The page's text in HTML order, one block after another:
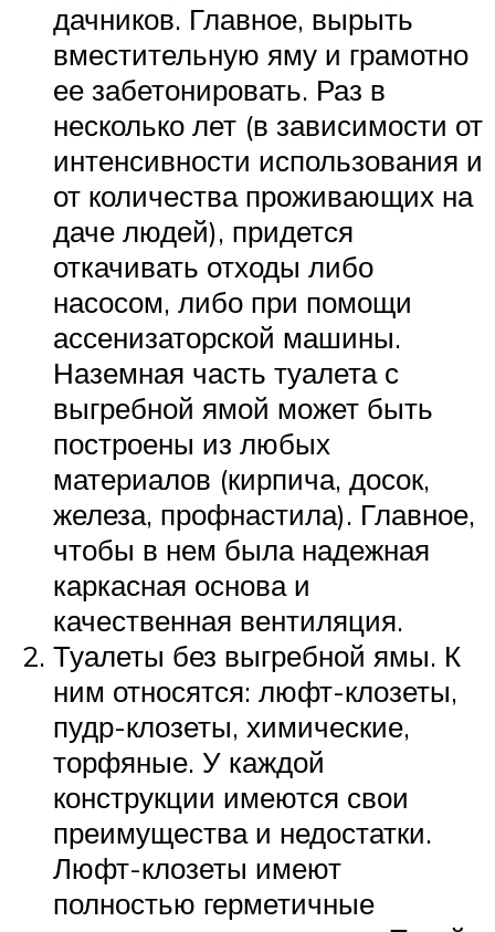
дачников. Главное, вырыть
вместительную яму и грамотно
ее забетонировать. Раз в
несколько лет (в зависимости от
интенсивности использования и
от количества проживающих на
даче людей), придется
откачивать отходы либо
насосом, либо при помощи
ассенизаторской машины.
Наземная часть туалета с
выгребной ямой может быть
построены из любых
материалов (кирпича, досок,
железа, профнастила). Главное,
чтобы в нем была надежная
каркасная основа и
качественная вентиляция.
Туалеты без выгребной ямы. К
ним относятся: люфт-клозеты,
пудр-клозеты, химические,
торфяные. У каждой
конструкции имеются свои
преимущества и недостатки.
Люфт-клозеты имеют
полностью герметичные